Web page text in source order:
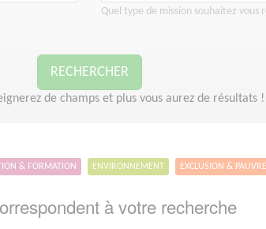
Quel type de mission souhaitez vous
RECHERCHER
de champs et plus vous aurez de résultats !
& FORMATION ENVIRONNEMENT EXCLUSION &
à votre recherche